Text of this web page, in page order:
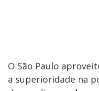
O São Paulo
a superioridade na